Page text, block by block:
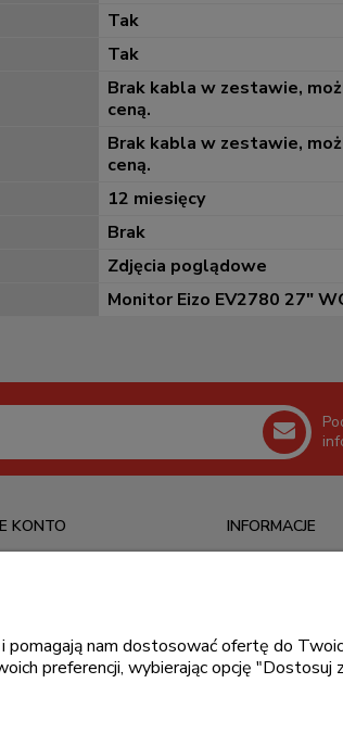
Tak
Tak
Brak kabla w zestawie,
ceną.
Brak kabla w zestawie,
ceną.
12 miesięcy
Brak
Zdjęcia poglądowe
Monitor Eizo EV2780 27"
KONTO INFORMACJE
nam dostosować ofertę do
preferencji, wybierając opcję "Dostosuj